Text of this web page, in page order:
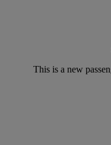
This is a new